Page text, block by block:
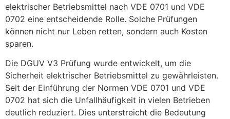
elektrischer Betriebsmittel nach VDE 0701 und VDE
0702 eine entscheidende Rolle. Solche Prüfungen
können nicht nur Leben retten, sondern auch Kosten
sparen.
Die DGUV V3 Prüfung wurde entwickelt, um die
Sicherheit elektrischer Betriebsmittel zu gewährleisten.
Seit der Einführung der Normen VDE 0701 und VDE
0702 hat sich die Unfallhäufigkeit in vielen Betrieben
deutlich reduziert. Dies unterstreicht die Bedeutung